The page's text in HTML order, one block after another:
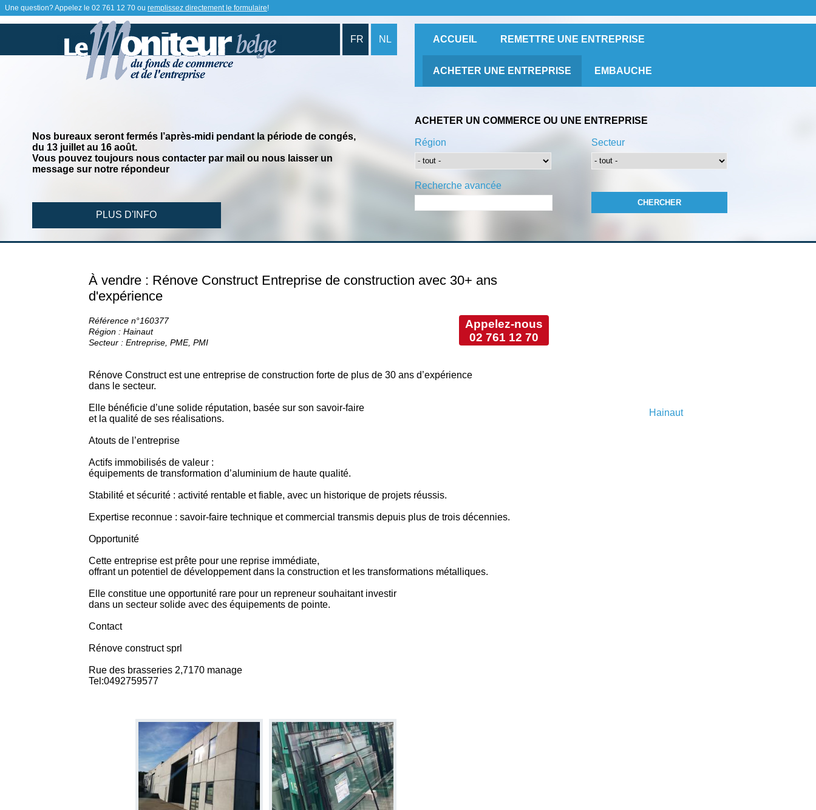
Une question? Appelez le 02 761 12 70 ou remplissez directement le formulaire!
FR NL ACCUEIL REMETTRE UNE ENTREPRISE
ACHETER UNE ENTREPRISE EMBAUCHE
Nos bureaux seront fermés l’après-midi pendant la période de congés,
du 13 juillet au 16 août.
Vous pouvez toujours nous contacter par mail ou nous laisser un
message sur notre répondeur
PLUS D'INFO
ACHETER UN COMMERCE OU UNE ENTREPRISE
Région
Recherche avancée
Secteur
À vendre : Rénove Construct Entreprise de construction avec 30+ ans
d'expérience
Appelez-nous
02 761 12 70
Référence n°160377
Région : Hainaut
Secteur : Entreprise, PME, PMI
Rénove Construct est une entreprise de construction forte de plus de 30 ans d’expérience
dans le secteur.
Elle bénéficie d’une solide réputation, basée sur son savoir-faire
et la qualité de ses réalisations.
Atouts de l’entreprise
Actifs immobilisés de valeur :
équipements de transformation d’aluminium de haute qualité.
Stabilité et sécurité : activité rentable et fiable, avec un historique de projets réussis.
Expertise reconnue : savoir-faire technique et commercial transmis depuis plus de trois décennies.
Opportunité
Cette entreprise est prête pour une reprise immédiate,
offrant un potentiel de développement dans la construction et les transformations métalliques.
Elle constitue une opportunité rare pour un repreneur souhaitant investir
dans un secteur solide avec des équipements de pointe.
Contact
Rénove construct sprl
Rue des brasseries 2,7170 manage
Tel:0492759577
Hainaut